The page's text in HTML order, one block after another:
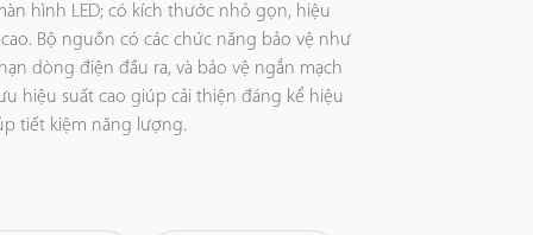
hình LED; có kích thước nhỏ gọn, hiệu
Bộ nguồn có các chức năng bảo vệ như
dòng điện đầu ra, và bảo vệ ngắn mạch
hiệu suất cao giúp cải thiện đáng kể hiệu
tiết kiệm năng lượng.